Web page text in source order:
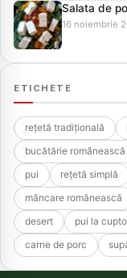
Salata de
16 noiembrie
ETICHETE
rețetă tradițională
bucătărie românească
pui
rețetă simplă
mâncare românească
desert
pui la
carne de porc